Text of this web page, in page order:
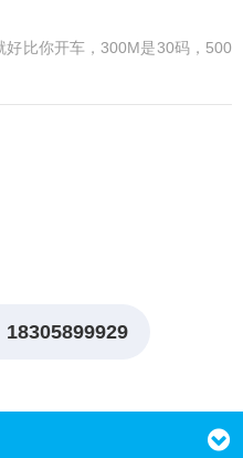
比你开车，300M是30码，500
18305899929